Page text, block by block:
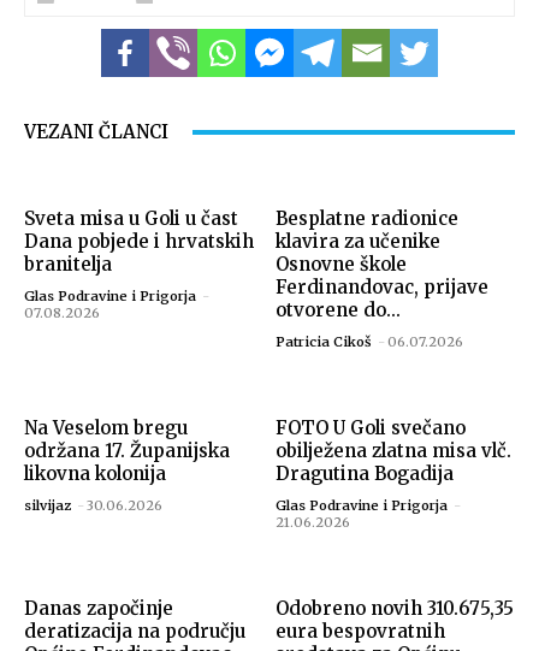
VEZANI ČLANCI
Sveta misa u Goli u čast
Dana pobjede i hrvatskih
branitelja
Glas Podravine i Prigorja -
07.08.2026
Besplatne radionice
klavira za učenike
Osnovne škole
Ferdinandovac, prijave
otvorene do...
Patricia Cikoš - 06.07.2026
Na Veselom bregu
održana 17. Županijska
likovna kolonija
silvijaz - 30.06.2026
FOTO U Goli svečano
obilježena zlatna misa vlč.
Dragutina Bogadija
Glas Podravine i Prigorja -
21.06.2026
Danas započinje
deratizacija na području
Odobreno novih 310.675,35
eura bespovratnih